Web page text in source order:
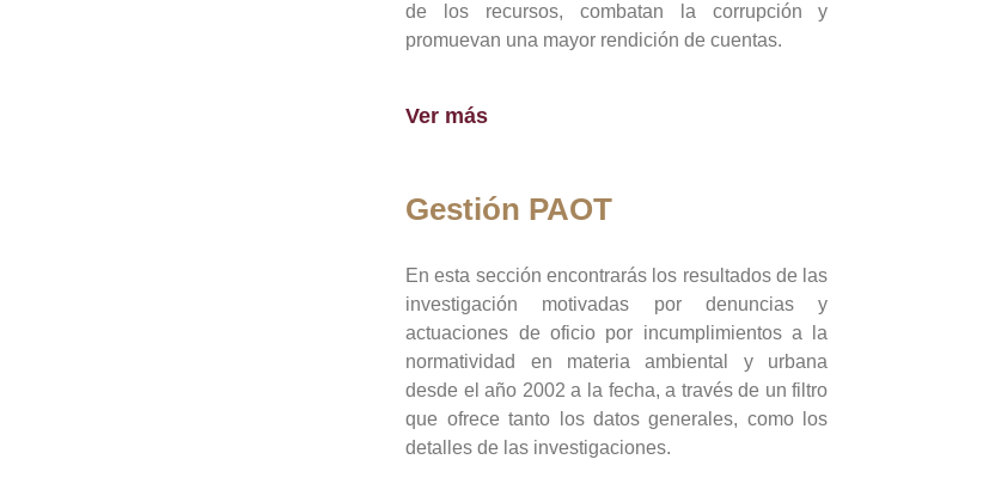
de los recursos, combatan la corrupción y
promuevan una mayor rendición de cuentas.
Ver más
Gestión PAOT
En esta sección encontrarás los resultados de las
investigación motivadas por denuncias y
actuaciones de oficio por incumplimientos a la
normatividad en materia ambiental y urbana
desde el año 2002 a la fecha, a través de un filtro
que ofrece tanto los datos generales, como los
detalles de las investigaciones.